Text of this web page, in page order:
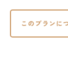
このプランに